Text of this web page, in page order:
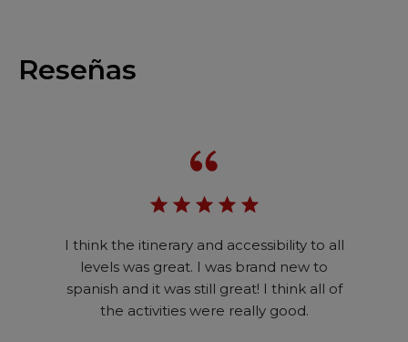
Reseñas
I think the itinerary and accessibility to all
levels was great. I was brand new to
spanish and it was still great! I think all of
the activities were really good.